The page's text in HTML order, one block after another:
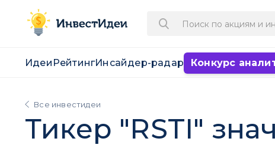
Идеи РейтингИнсайдер-радар Конкурс
Все инвестидеи
Тикер "RSTI"